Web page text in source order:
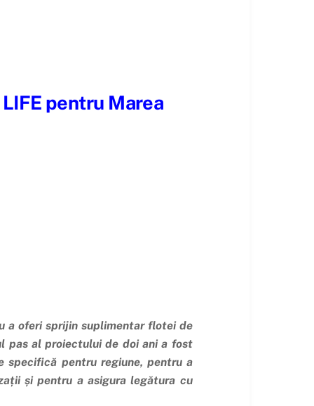
pentru Marea
a oferi sprijin suplimentar flotei de
pas al proiectului de doi ani a fost
specifică pentru regiune, pentru a
și pentru a asigura legătura cu